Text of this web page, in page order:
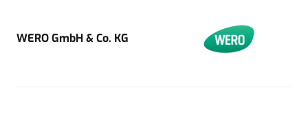
WERO GmbH & Co. KG